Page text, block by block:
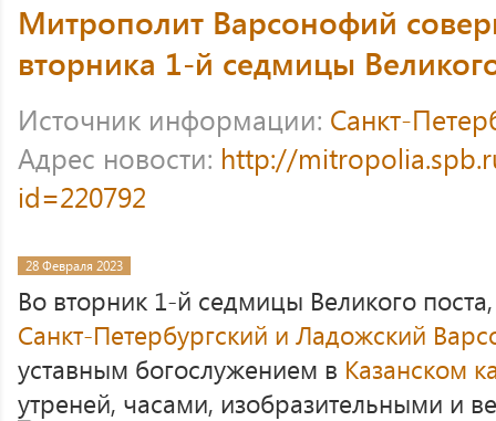
Митрополит Варсонофий
вторника 1-й седмицы
Источник информации: Санкт-
Адрес новости: http://
id=220792
28 Февраля 2023
Во вторник 1-й седмицы Великого
Санкт-Петербургский и Ладожский
уставным богослужением в Казанском
утреней, часами, изобразительными и